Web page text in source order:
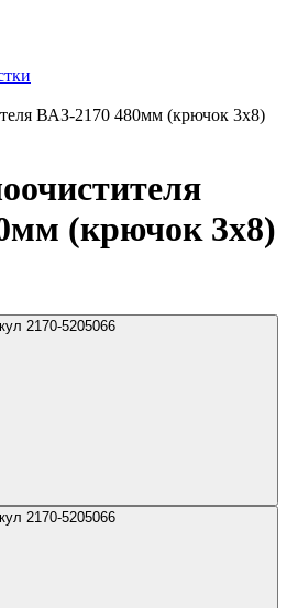
ВАЗ-2170 480мм (крючок 3х8)
(крючок 3х8)
2170-5205066
2170-5205066